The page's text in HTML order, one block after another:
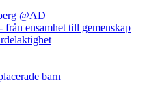
@AD
ensamhet till gemenskap
barn